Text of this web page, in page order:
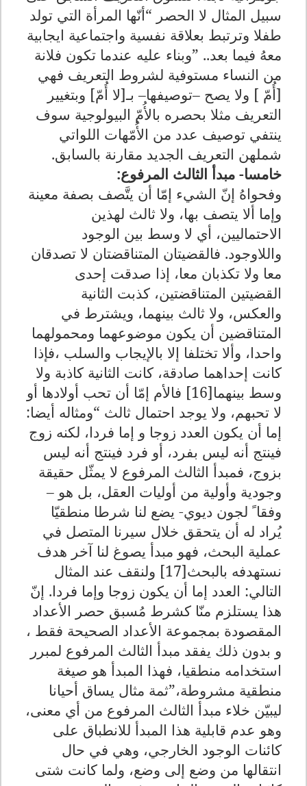
سبيل المثال لا الحصر “أنّها المرأة التي تولد
طفلا وترتبط بعلاقة نفسية واجتماعية ايجابية
معهُ فيما بعد.. ”وبناء عليه عندما تكون فلانة
من النساء مستوفية لشروط التعريف فهي
[أُمّ ] ولا يصح –توصيفها– بـ[لا أُمّ] وبتغيير
التعريف مثلا بحصره بالأُمّ البيولوجية سوف
ينتفي توصيف عدد من الأُمّهات اللواتي
شملهن التعريف الجديد مقارنة بالسابق.
خامسا- مبدأ الثالث المرفوع:
وفحواهُ إنّ الشيء إمّا أن يتَّصف بصفة معينة
وإما ألا يتصف بها، ولا ثالث لهذين
الاحتماليين، أي لا وسط بين الوجود
واللاوجود. فالقضيتان المتناقضتان لا تصدقان
معا ولا تكذبان معا، إذا صدقت إحدى
القضيتين المتناقضتين، كذبت الثانية
والعكس، ولا ثالث بينهما، ويشترط في
المتناقضين أن يكون موضوعهما ومحمولهما
واحدا، وألا تختلفا إلا بالإيجاب والسلب ،فإذا
كانت إحداهما صادقة، كانت الثانية كاذبة ولا
وسط بينهما[16] فالأم إمّا أن تحب أولادها أو
لا تحبهم، ولا يوجد احتمال ثالث “ومثاله أيضا:
إما أن يكون العدد زوجا و إما فردا، لكنه زوج
فينتج أنه ليس بفرد، أو فرد فينتج أنه ليس
بزوج، فمبدأ الثالث المرفوع لا يمثّل حقيقة
وجودية وأولية من أوليات العقل، بل هو –
وفقا ً لجون ديوي- يضع لنا شرطا منطقيّا
يُراد له أن يتحقق خلال سيرنا المتصل في
عملية البحث، فهو مبدأ يصوغ لنا آخر هدف
نستهدفه بالبحث[17] ولنقف عند المثال
التالي: العدد إما أن يكون زوجا وإما فردا. إنّ
هذا يستلزم منّا كشرط مُسبق حصر الأعداد
المقصودة بمجموعة الأعداد الصحيحة فقط ،
و بدون ذلك يفقد مبدأ الثالث المرفوع لمبرر
استخدامه منطقيا، فهذا المبدأ هو صيغة
منطقية مشروطة،”ثمة مثال يساق أحيانا
ليبيّن خلاء مبدأ الثالث المرفوع من أي معنى،
وهو عدم قابلية هذا المبدأ للانطباق على
كائنات الوجود الخارجي، وهي في حال
انتقالها من وضع إلى وضع، ولما كانت شتى